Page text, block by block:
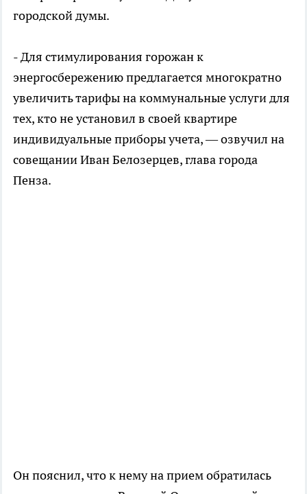
городской думы.
- Для стимулирования горожан к
энергосбережению предлагается многократно
увеличить тарифы на коммунальные услуги для
тех, кто не установил в своей квартире
индивидуальные приборы учета, — озвучил на
совещании Иван Белозерцев, глава города
Пенза.
Он пояснил, что к нему на прием обратилась